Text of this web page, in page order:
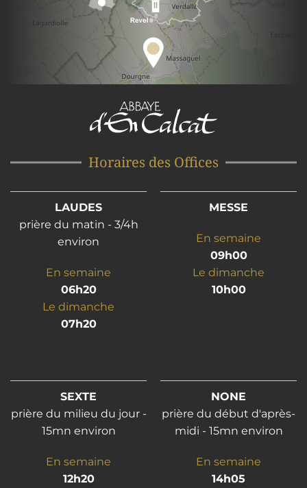
Horaires des Offices
LAUDES
prière du matin - 3/4h
environ
En semaine
06h20
Le dimanche
07h20
MESSE
En semaine
09h00
Le dimanche
10h00
SEXTE
prière du milieu du jour -
15mn environ
En semaine
12h20
NONE
prière du début d'après-
midi - 15mn environ
En semaine
14h05